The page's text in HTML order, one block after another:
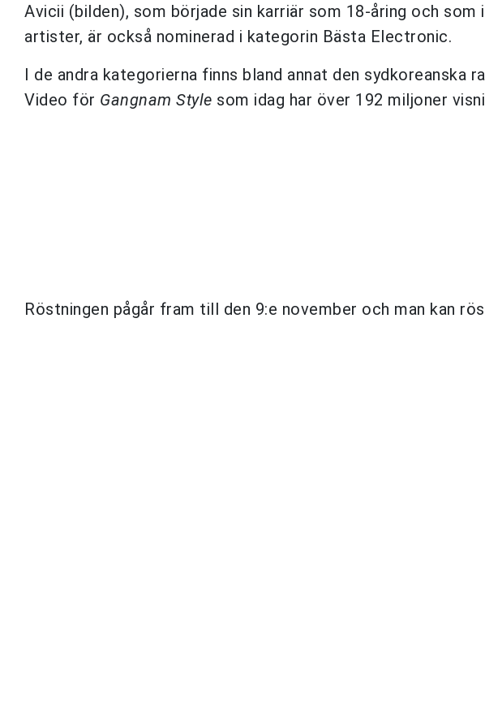
Avicii (bilden), som började sin karriär som 18-åring och
artister, är också nominerad i kategorin Bästa Electronic.
I de andra kategorierna finns bland annat den sydkoreanska
Video för Gangnam Style som idag har över 192 miljoner
Röstningen pågår fram till den 9:e november och man kan